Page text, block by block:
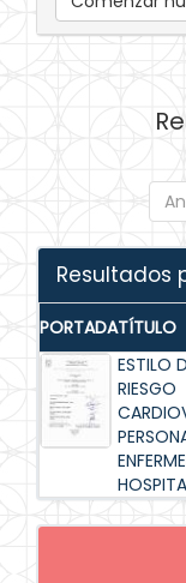
Resultados
PORTADATÍTULO
ESTILO
RIESGO